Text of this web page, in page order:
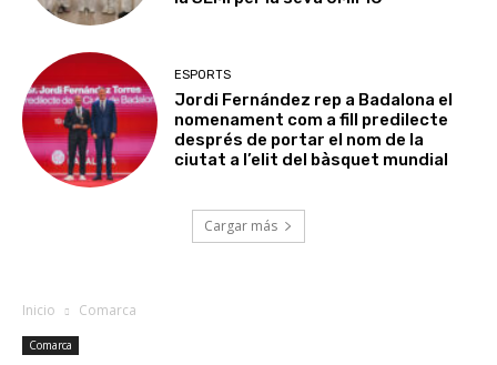
ESPORTS
Jordi Fernández rep a Badalona el
nomenament com a fill predilecte
després de portar el nom de la
ciutat a l’elit del bàsquet mundial
Cargar más